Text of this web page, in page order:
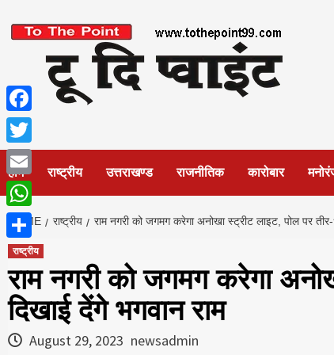
to
होम राष्ट्रीय उत्तराखण्ड राजनीतिक कारोबार
HOME राष्ट्रीय राम नगरी को जगमग करेगा अनोखा स्ट्रीट लाइट, पोल पर
राष्ट्रीय
राम नगरी को जगमग करेगा
दिखाई देंगे भगवान राम
August 29, 2023 newsadmin
Facebook
Twitter
Email
WhatsApp
Share